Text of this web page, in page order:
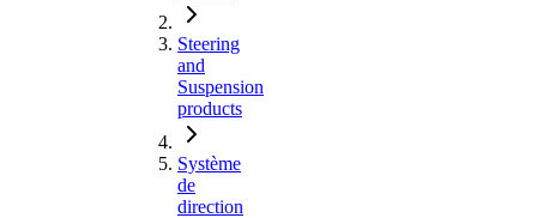
Steering
and
Suspension
products
Système
de
direction